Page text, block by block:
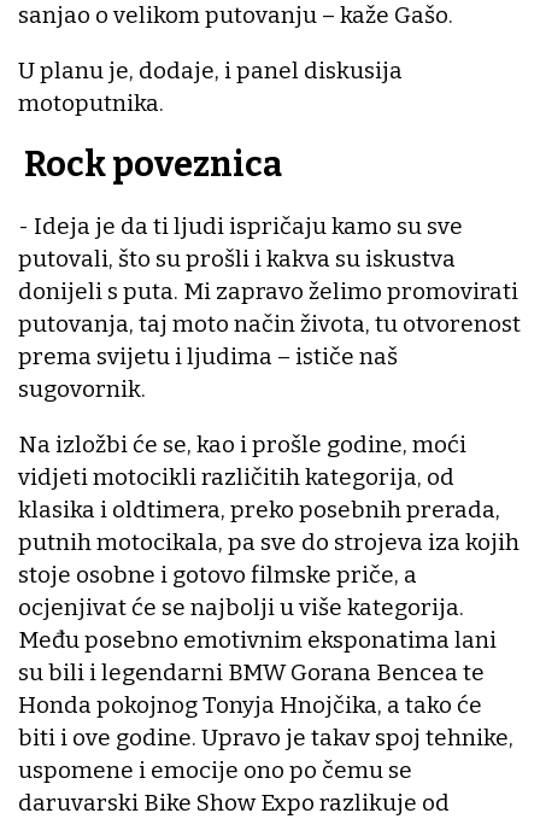
sanjao o velikom putovanju – kaže Gašo.
U planu je, dodaje, i panel diskusija
motoputnika.
Rock poveznica
- Ideja je da ti ljudi ispričaju kamo su sve
putovali, što su prošli i kakva su iskustva
donijeli s puta. Mi zapravo želimo promovirati
putovanja, taj moto način života, tu otvorenost
prema svijetu i ljudima – ističe naš
sugovornik.
Na izložbi će se, kao i prošle godine, moći
vidjeti motocikli različitih kategorija, od
klasika i oldtimera, preko posebnih prerada,
putnih motocikala, pa sve do strojeva iza kojih
stoje osobne i gotovo filmske priče, a
ocjenjivat će se najbolji u više kategorija.
Među posebno emotivnim eksponatima lani
su bili i legendarni BMW Gorana Bencea te
Honda pokojnog Tonyja Hnojčika, a tako će
biti i ove godine. Upravo je takav spoj tehnike,
uspomene i emocije ono po čemu se
daruvarski Bike Show Expo razlikuje od